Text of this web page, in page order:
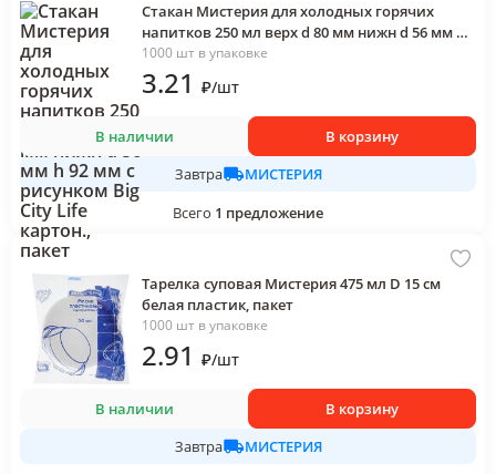
Стакан Мистерия для холодных горячих
напитков 250 мл верх d 80 мм нижн d 56 мм h
92 мм с рисунком Big City Life картон., пакет
1000 шт в упаковке
3.21 ₽/шт
В наличии
В корзину
Завтра
МИСТЕРИЯ
Всего 1 предложение
Тарелка суповая Мистерия 475 мл D 15 см
белая пластик, пакет
1000 шт в упаковке
2.91 ₽/шт
В наличии
В корзину
Завтра
МИСТЕРИЯ